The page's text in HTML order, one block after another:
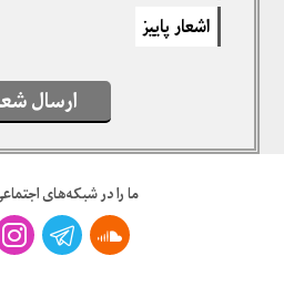
اشعار پاییز
ارسال
ما را در شبکه‌های